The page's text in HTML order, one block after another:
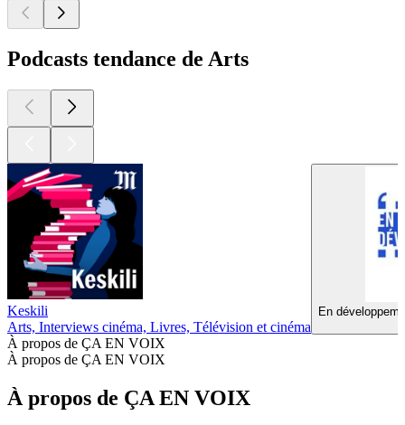
Podcasts tendance de Arts
Keskili
Arts, Interviews cinéma, Livres, Télévision et cinéma
En
À propos de ÇA EN VOIX
À propos de ÇA EN VOIX
À propos de ÇA EN VOIX